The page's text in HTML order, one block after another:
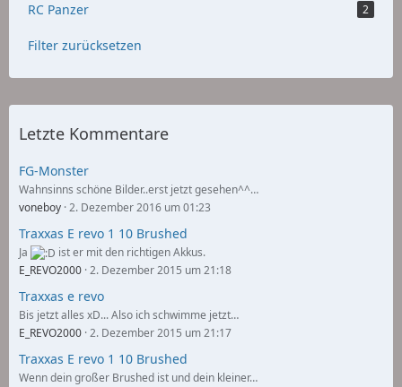
RC Panzer 2
Filter zurücksetzen
Letzte Kommentare
FG-Monster
Wahnsinns schöne Bilder..erst jetzt gesehen^^…
voneboy 2. Dezember 2016 um 01:23
Traxxas E revo 1 10 Brushed
Ja
ist er mit den richtigen Akkus.
E_REVO2000 2. Dezember 2015 um 21:18
Traxxas e revo
Bis jetzt alles xD... Also ich schwimme jetzt…
E_REVO2000 2. Dezember 2015 um 21:17
Traxxas E revo 1 10 Brushed
Wenn dein großer Brushed ist und dein kleiner…